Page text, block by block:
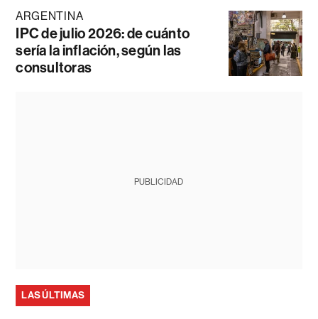
ARGENTINA
IPC de julio 2026: de cuánto
sería la inflación, según las
consultoras
PUBLICIDAD
LAS ÚLTIMAS